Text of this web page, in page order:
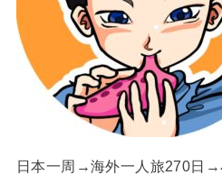
日本一周→海外一人旅270日